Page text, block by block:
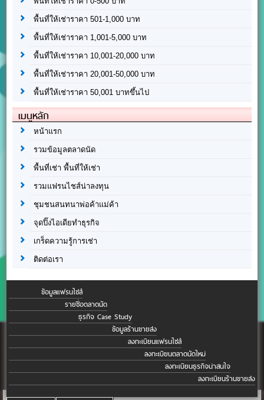
พื้นที่ให้เช่าราคา 501-1,000 บาท
พื้นที่ให้เช่าราคา 1,001-5,000 บาท
พื้นที่ให้เช่าราคา 10,001-20,000 บาท
พื้นที่ให้เช่าราคา 20,001-50,000 บาท
พื้นที่ให้เช่าราคา 50,001 บาทขึ้นไป
เมนูหลัก
หน้าแรก
รวมข้อมูลตลาดนัด
พื้นที่เช่า พื้นที่ให้เช่า
รวมแฟรนไชส์น่าลงทุน
ชุมชนสนทนาพ่อค้าแม่ค้า
จุดปิ๊งไอเดียทำธุรกิจ
เกร็ดความรู้การเช่า
ติดต่อเรา
ข้อมูลแฟรนไชส์
รายชื่อตลาดนัด
ธุรกิจ Case Study
ข้อมูลร้านขายส่ง
ลงทะเบียนแฟรนไชส์
ลงทะเบียนตลาดนัดใหม่
ลงทะเบียนธุรกิจน่าสนใจ
ลงทะเบียนร้านขายส่ง